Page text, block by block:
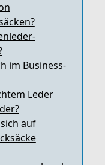
im Business-
Leder
auf